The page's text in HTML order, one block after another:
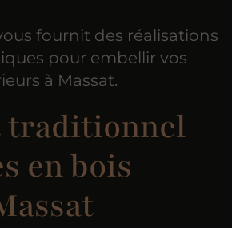
fournit des réalisations
pour embellir vos
à Massat.
en bois